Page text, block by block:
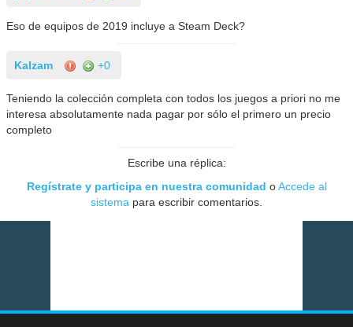
Eso de equipos de 2019 incluye a Steam Deck?
Kalzam +0
Teniendo la colección completa con todos los juegos a priori no me
interesa absolutamente nada pagar por sólo el primero un precio
completo
Escribe una réplica:
Regístrate y participa en nuestra comunidad oAccede al
sistema para escribir comentarios.